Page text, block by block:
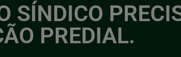
SÍNDICO
PREDIAL.